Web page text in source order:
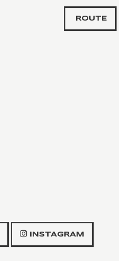
ROUTE
INSTAGRAM